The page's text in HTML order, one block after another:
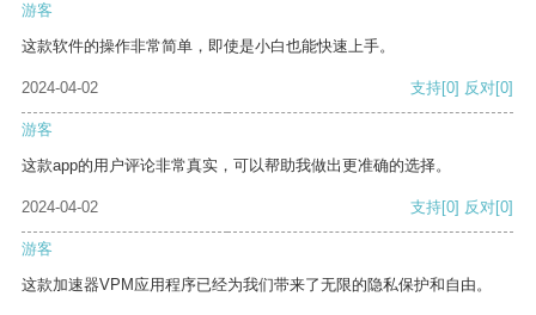
游客
这款软件的操作非常简单，即使是小白也能快速上手。
2024-04-02 支持[0] 反对[0]
游客
这款app的用户评论非常真实，可以帮助我做出更准确的选择。
2024-04-02 支持[0] 反对[0]
游客
这款加速器VPM应用程序已经为我们带来了无限的隐私保护和自由。